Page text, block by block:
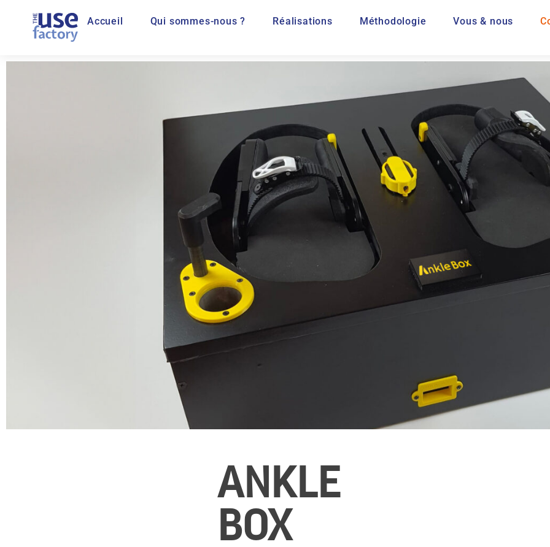
Accueil Qui sommes-nous ? Réalisations Méthodologie Vous & nous
ANKLE
BOX